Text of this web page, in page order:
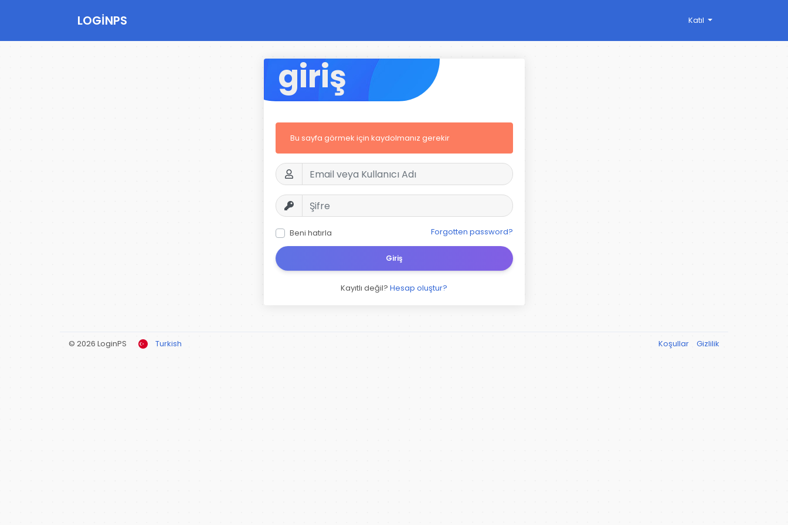
LOGINPS Katıl
giriş
Bu sayfa görmek için kaydolmanız gerekir
Beni hatırla Forgotten password?
Giriş
Kayıtlı değil? Hesap oluştur?
© 2026 LoginPS Turkish Koşullar Gizlilik